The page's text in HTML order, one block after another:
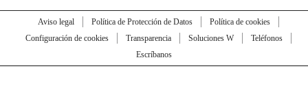
Aviso legal Política de Protección de Datos
Política de cookies
Configuración de cookies
Transparencia Soluciones W
Teléfonos
Escríbanos